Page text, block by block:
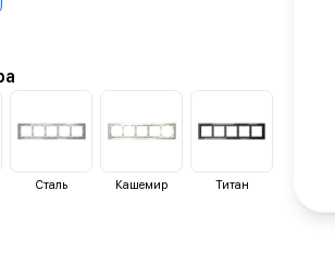
Сталь Кашемир Титан